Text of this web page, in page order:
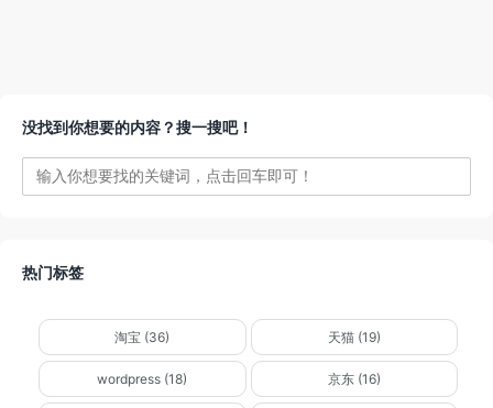
没找到你想要的内容？搜一搜吧！
热门标签
淘宝 (36) 天猫 (19)
wordpress (18) 京东 (16)